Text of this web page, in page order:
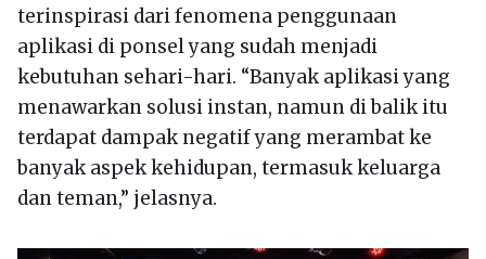
terinspirasi dari fenomena penggunaan
aplikasi di ponsel yang sudah menjadi
kebutuhan sehari-hari. “Banyak aplikasi yang
menawarkan solusi instan, namun di balik itu
terdapat dampak negatif yang merambat ke
banyak aspek kehidupan, termasuk keluarga
dan teman,” jelasnya.